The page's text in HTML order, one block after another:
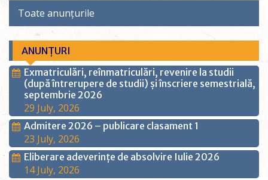
Toate anunțurile
ANUNȚURI
Exmatriculări, reînmatriculări, revenire la studii
(după întrerupere de studii) și înscriere semestrială,
septembrie 2026
29 July, 2026
Admitere 2026 – publicare clasament 1
23 July, 2026
Eliberare adeverințe de absolvire Iulie 2026
14 July, 2026